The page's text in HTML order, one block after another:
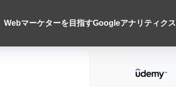
Webマーケターを目指すGoogleアナリティクス